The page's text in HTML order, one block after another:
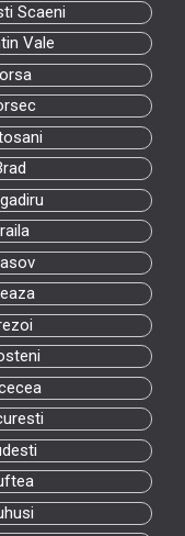
Scaeni
Vale